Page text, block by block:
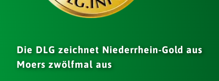
Die DLG zeichnet Niederrhein-Gold aus
Moers zwölfmal aus